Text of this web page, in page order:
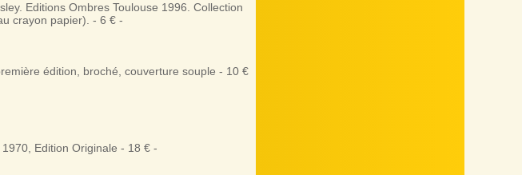
Editions Ombres Toulouse 1996. Collection
crayon papier). - 6 € -
édition, broché, couverture souple - 10 €
1970, Edition Originale - 18 € -